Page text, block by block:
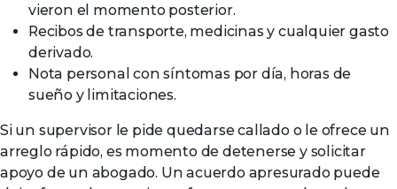
vieron el momento posterior.
Recibos de transporte, medicinas y cualquier gasto
derivado.
Nota personal con síntomas por día, horas de
sueño y limitaciones.
Si un supervisor le pide quedarse callado o le ofrece un
arreglo rápido, es momento de detenerse y solicitar
apoyo de un abogado. Un acuerdo apresurado puede